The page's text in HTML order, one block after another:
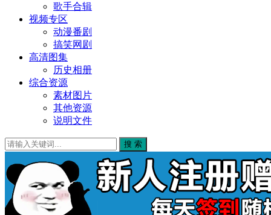
歌手合辑
视频专区
动漫番剧
搞笑网剧
高清图集
历史相册
综合资源
素材图片
其他资源
说明文件
搜 索